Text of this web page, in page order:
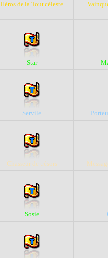
Héros de la Tour céleste
Star
Servile
Chasseur de trésors
Sosie